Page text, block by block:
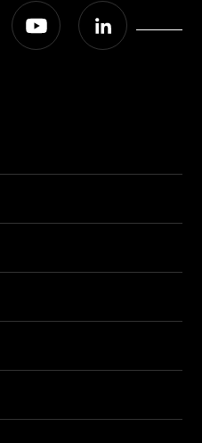
Instagram Youtube